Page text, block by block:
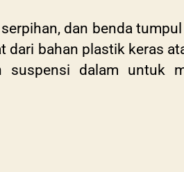
dan benda
bahan plastik keras
dalam untuk